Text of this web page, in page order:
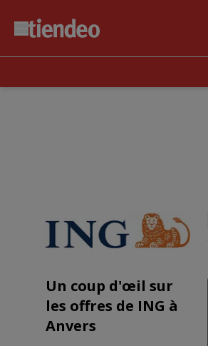
Un coup d'œil sur
les offres de ING à
Anvers